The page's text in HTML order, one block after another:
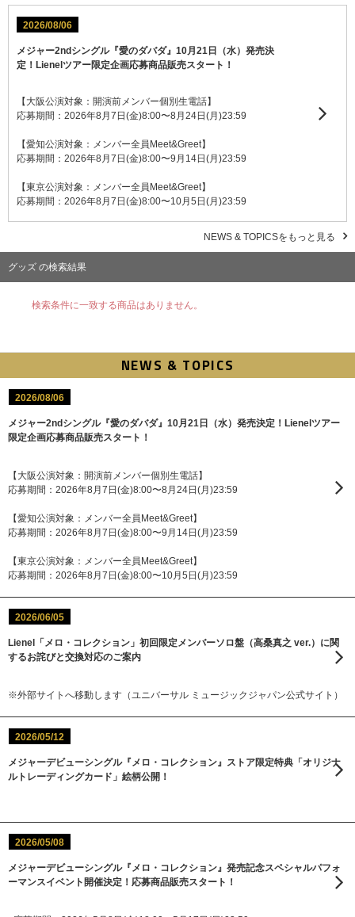
2026/08/06
メジャー2ndシングル『愛のダバダ』10月21日（水）発売決
定！Lienelツアー限定企画応募商品販売スタート！
【大阪公演対象：開演前メンバー個別生電話】
応募期間：2026年8月7日(金)8:00〜8月24日(月)23:59
【愛知公演対象：メンバー全員Meet&Greet】
応募期間：2026年8月7日(金)8:00〜9月14日(月)23:59
【東京公演対象：メンバー全員Meet&Greet】
応募期間：2026年8月7日(金)8:00〜10月5日(月)23:59
NEWS & TOPICSをもっと見る
グッズ の検索結果
検索条件に一致する商品はありません。
NEWS & TOPICS
2026/08/06
メジャー2ndシングル『愛のダバダ』10月21日（水）発売決定！Lienelツアー
限定企画応募商品販売スタート！
【大阪公演対象：開演前メンバー個別生電話】
応募期間：2026年8月7日(金)8:00〜8月24日(月)23:59
【愛知公演対象：メンバー全員Meet&Greet】
応募期間：2026年8月7日(金)8:00〜9月14日(月)23:59
【東京公演対象：メンバー全員Meet&Greet】
応募期間：2026年8月7日(金)8:00〜10月5日(月)23:59
2026/06/05
Lienel「メロ・コレクション」初回限定メンバーソロ盤（高桑真之 ver.）に関
するお詫びと交換対応のご案内
※外部サイトへ移動します（ユニバーサル ミュージックジャパン公式サイト）
2026/05/12
メジャーデビューシングル『メロ・コレクション』ストア限定特典「オリジナ
ルトレーディングカード」絵柄公開！
2026/05/08
メジャーデビューシングル『メロ・コレクション』発売記念スペシャルパフォ
ーマンスイベント開催決定！応募商品販売スタート！